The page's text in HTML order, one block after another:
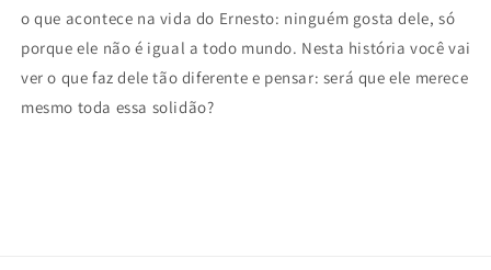
o que acontece na vida do Ernesto: ninguém gosta dele, só
porque ele não é igual a todo mundo. Nesta história você vai
ver o que faz dele tão diferente e pensar: será que ele merece
mesmo toda essa solidão?